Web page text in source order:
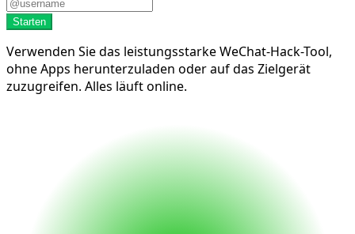
Starten
Verwenden Sie das leistungsstarke WeChat-Hack-Tool,
ohne Apps herunterzuladen oder auf das Zielgerät
zuzugreifen. Alles läuft online.